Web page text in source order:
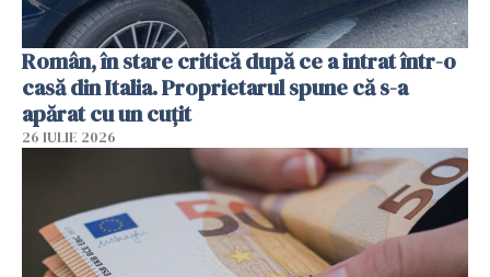
Român, în stare critică după ce a intrat într-o
casă din Italia. Proprietarul spune că s-a
apărat cu un cuțit
26 IULIE 2026